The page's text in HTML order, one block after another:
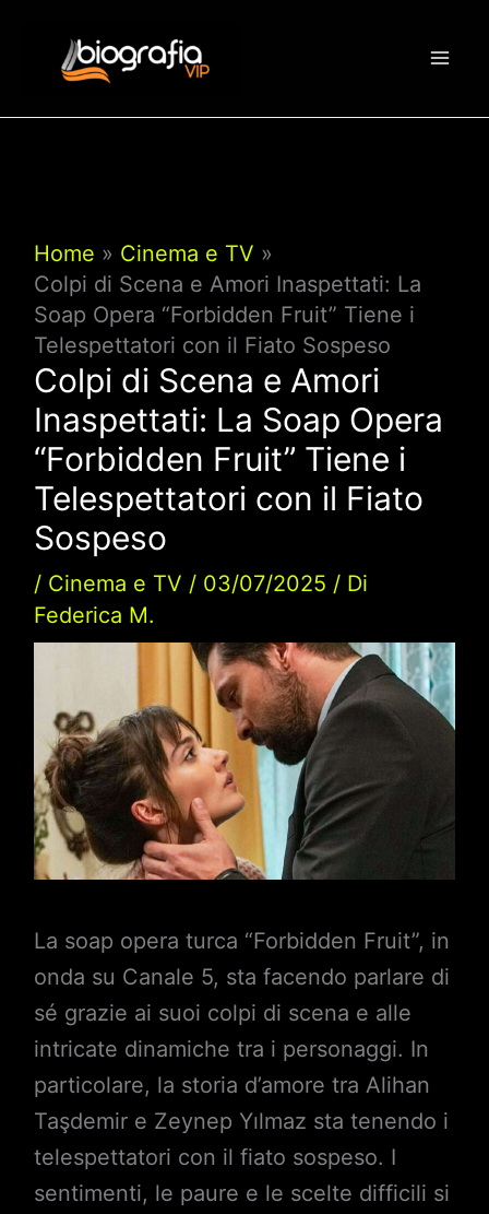
contenuto
Home
Cinema e TV
Colpi di Scena e Amori Inaspettati: La
Soap Opera “Forbidden Fruit” Tiene i
Telespettatori con il Fiato Sospeso
Colpi di Scena e Amori
Inaspettati: La Soap Opera
“Forbidden Fruit” Tiene i
Telespettatori con il Fiato
Sospeso
/ Cinema e TV / 03/07/2025 / Di
Federica M.
La soap opera turca “Forbidden Fruit”, in
onda su Canale 5, sta facendo parlare di
sé grazie ai suoi colpi di scena e alle
intricate dinamiche tra i personaggi. In
particolare, la storia d’amore tra Alihan
Taşdemir e Zeynep Yılmaz sta tenendo i
telespettatori con il fiato sospeso. I
sentimenti, le paure e le scelte difficili si